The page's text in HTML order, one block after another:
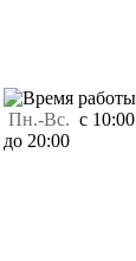
Пн.-Вс. с 10:00
до 20:00